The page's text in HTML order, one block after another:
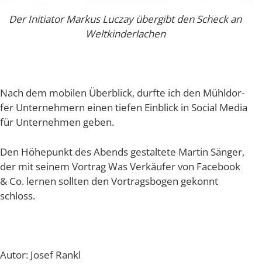
Der Initia­tor Mar­kus Luc­zay über­gibt den Scheck an
Weltkinderlachen
Nach dem mobi­len Über­blick, durf­te ich den Mühl­dor­
fer Unter­neh­mern einen tie­fen Ein­blick in Social Media
für Unter­neh­men geben.
Den Höhe­punkt des Abends gestal­te­te Mar­tin Sän­ger,
der mit sei­nem Vor­trag Was Ver­käu­fer von Face­book
& Co. ler­nen soll­ten den Vor­trags­bo­gen gekonnt
schloss.
Autor: Josef Rankl